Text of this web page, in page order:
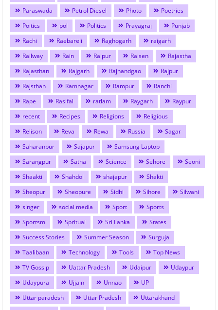
Paraswada
Petrol Diesel Photo
Poetries
Poitics
pol Politics Prayagraj
Punjab
Rachi
Raebareli Raghogarh
raigarh
Railway
Rain Raipur Raisen
Rajastha
Rajasthan
Rajgarh Rajnandgao
Rajpur
Rajsthan
Ramnagar Rampur
Ranchi
Rape
Rasifal ratlam Raygarh
Raypur
recent
Recipes Religions
Religious
Relison
Reva Rewa Russia
Sagar
Saharanpur
Sajapur
Samsung Laptop
Sarangpur
Satna Science Sehore
Seoni
Shaakti
Shahdol shajapur
Shakti
Sheopur
Sheopure Sidhi Sihore
Silwani
singer
social media Sport
Sports
Sportsm
Spritual Sri Lanka
States
Success Stories
Summer Season
Surguja
Taalibaan
Technology Tools
Top News
TV Gossip
Uattar Pradesh Udaipur
Udaypur
Udaypura
Ujjain Unnao
UP
Uttar paradesh
Uttar Pradesh
Uttarakhand